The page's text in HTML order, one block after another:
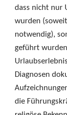
dass nicht nur
wurden
notwendig),
geführt
Diagnosen
die